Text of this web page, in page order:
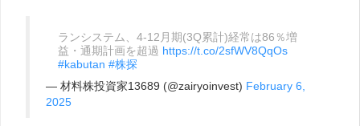
ランシステム、4-12月期(3Q累計)経常は86％増
益・通期計画を超過 https://t.co/2sfWV8QqOs
#kabutan #株探
— 材料株投資家13689 (@zairyoinvest) February 6,
2025